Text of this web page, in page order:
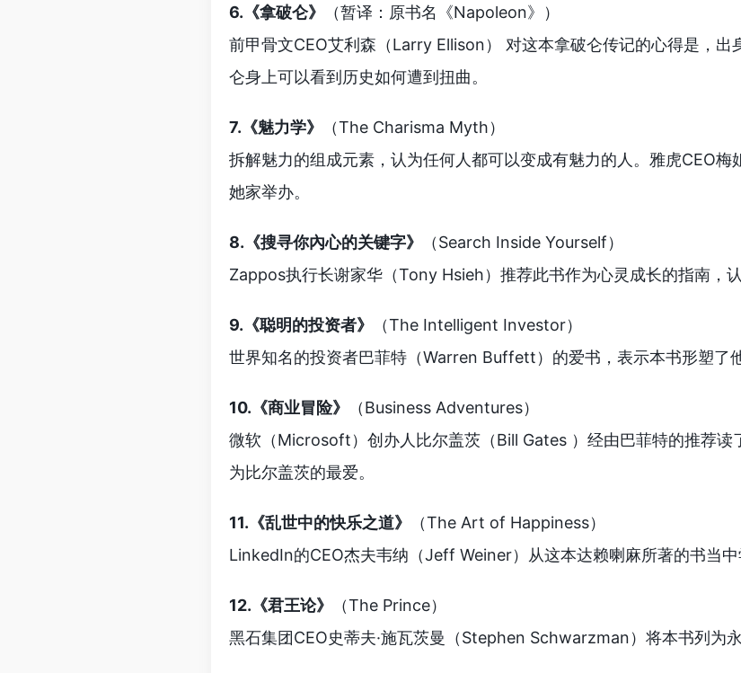
6.《拿破仑》
（暂译：原书名《Napoleon》）
前甲骨文CEO艾利森（Larry Ellison） 对这本拿破仑传记的心得是，
仑身上可以看到历史如何遭到扭曲。
7.《魅力学》
（The Charisma Myth）
拆解魅力的组成元素，认为任何人都可以变成有魅力的人。雅虎CEO
她家举办。
8.《搜寻你內心的关键字》
（Search Inside Yourself）
Zappos执行长谢家华（Tony Hsieh）推荐此书作为心灵成长的指南，
9.《聪明的投资者》
（The Intelligent Investor）
世界知名的投资者巴菲特（Warren Buffett）的爱书，表示本书形塑了
10.《商业冒险》
（Business Adventures）
微软（Microsoft）创办人比尔盖茨（Bill Gates ）经由巴菲特的推荐
为比尔盖茨的最爱。
11.《乱世中的快乐之道》
（The Art of Happiness）
LinkedIn的CEO杰夫韦纳（Jeff Weiner）从这本达赖喇麻所著的书当中
12.《君王论》
（The Prince）
黑石集团CEO史蒂夫·施瓦茨曼（Stephen Schwarzman）将本书列为永